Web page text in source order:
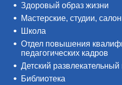
Здоровый образ жизни
Мастерские, студии,
Школа
Отдел повышения
педагогических кадров
Детский развлекательный
Библиотека